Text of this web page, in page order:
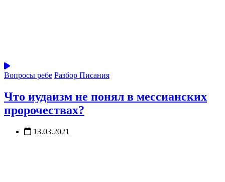
Вопросы ребе Разбор Писания
Что иудаизм не понял в мессианских
пророчествах?
13.03.2021